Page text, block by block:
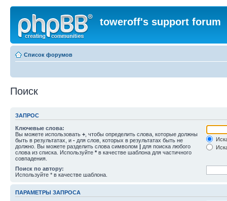
toweroff's support forum
Список форумов
Поиск
ЗАПРОС
Ключевые слова:
Вы можете использовать + , чтобы определить слова, которые должны
быть в результатах, и - для слов, которых в результатах быть не
должно. Вы можете разделить слова символом | для поиска любого
слова из списка. Используйте * в качестве шаблона для частичного
совпадения.
Поиск по автору:
Используйте * в качестве шаблона.
ПАРАМЕТРЫ ЗАПРОСА